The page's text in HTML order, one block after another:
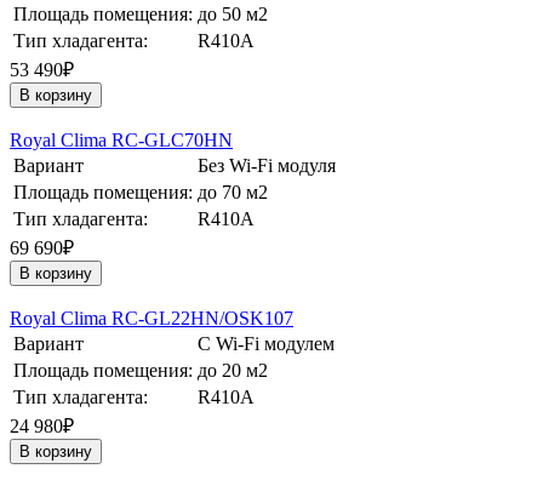
Площадь помещения: до 50 м2
Тип хладагента:
R410A
53 490₽
В корзину
Royal Clima RC-GLC70HN
Вариант
Без Wi-Fi модуля
Площадь помещения: до 70 м2
Тип хладагента:
R410A
69 690₽
В корзину
Royal Clima RC-GL22HN/OSK107
Вариант
С Wi-Fi модулем
Площадь помещения: до 20 м2
Тип хладагента:
R410A
24 980₽
В корзину